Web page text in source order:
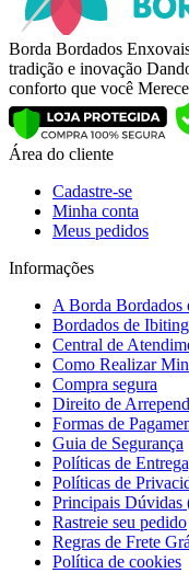
Borda Bordados
tradição e inovação
conforto que você
Área do cliente
Cadastre-se
Minha conta
Meus pedidos
Informações
A Borda Bordados
Bordados de
Central de
Como Realizar
Compra segura
Direito de
Formas de
Guia de Segurança
Políticas de
Políticas de
Principais Dúvidas
Rastreie seu pedido
Regras de Frete
Política de cookies